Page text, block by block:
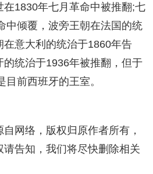
在1830年七月革命中被推翻;七
中倾覆，波旁王朝在法国的统
意大利的统治于1860年告
统治于1936年被推翻，但于
前西班牙的王室。
网络，版权归原作者所有，
告知，我们将尽快删除相关